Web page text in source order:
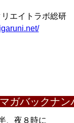
リエイトラボ総研
ガバックナン
、夜８時に